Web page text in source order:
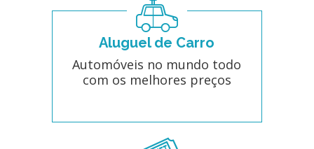
Aluguel de Carro
Automóveis no mundo todo
com os melhores preços